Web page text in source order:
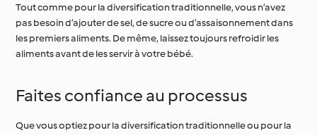
Tout comme pour la diversification traditionnelle, vous n’avez
pas besoin d’ajouter de sel, de sucre ou d’assaisonnement dans
les premiers aliments. De même, laissez toujours refroidir les
aliments avant de les servir à votre bébé.
Faites confiance au processus
Que vous optiez pour la diversification traditionnelle ou pour la